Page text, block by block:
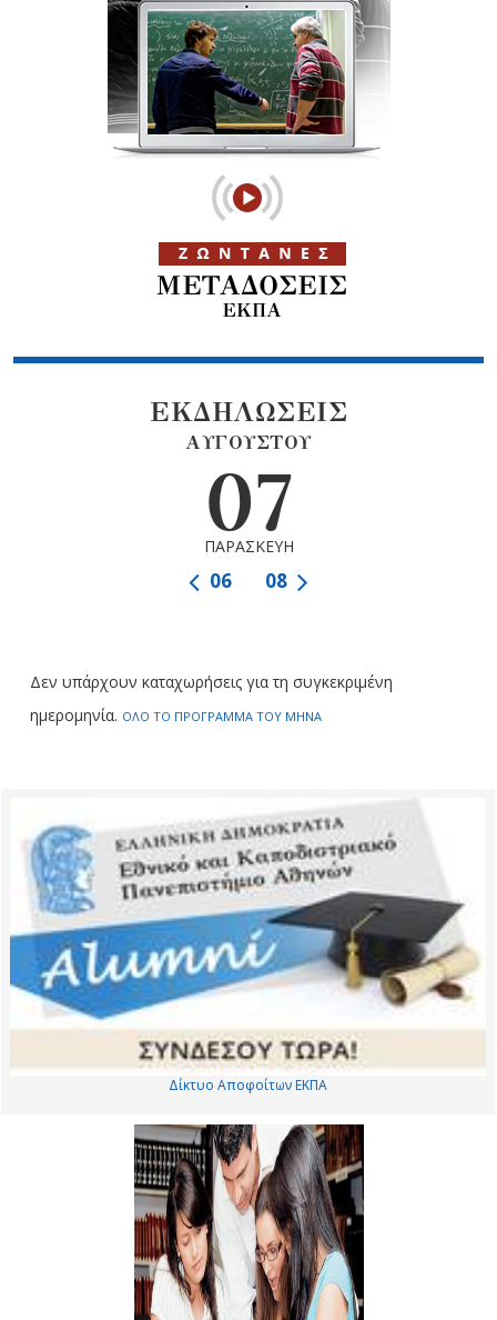
ΕΚΔΗΛΩΣΕΙΣ
ΑΥΓΟΥΣΤΟΥ
07
ΠΑΡΑΣΚΕΥΗ
08
06
Δεν υπάρχουν καταχωρήσεις για τη συγκεκριμένη
ημερομηνία. ΟΛΟ ΤΟ ΠΡΟΓΡΑΜΜΑ ΤΟΥ ΜΗΝΑ
Δίκτυο Αποφοίτων ΕΚΠΑ